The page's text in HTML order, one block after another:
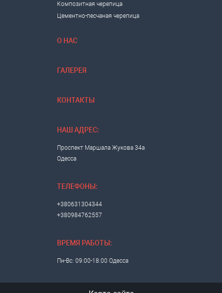
Композитная черепица
Цементно-песчаная черепица
О НАС
ГАЛЕРЕЯ
КОНТАКТЫ
НАШ АДРЕС:
Проспект Маршала Жукова 34а
Одесса
ТЕЛЕФОНЫ:
+380631304344
+380984762557
ВРЕМЯ РАБОТЫ:
Пн-Вс: 09:00-18:00 Одесса